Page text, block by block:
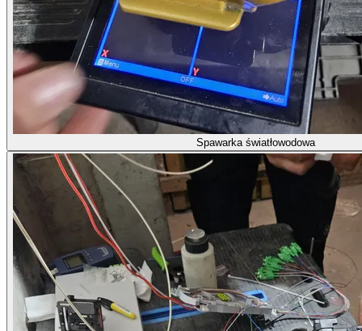
Spawarka światłowodowa